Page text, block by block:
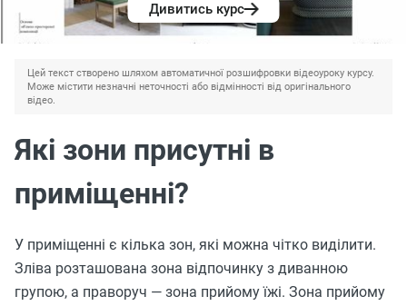
Дивитись курс
Цей текст створено шляхом автоматичної розшифровки відеоуроку курсу.
Може містити незначні неточності або відмінності від оригінального
відео.
Які зони присутні в
приміщенні?
У приміщенні є кілька зон, які можна чітко виділити.
Зліва розташована зона відпочинку з диванною
групою, а праворуч — зона прийому їжі. Зона прийому